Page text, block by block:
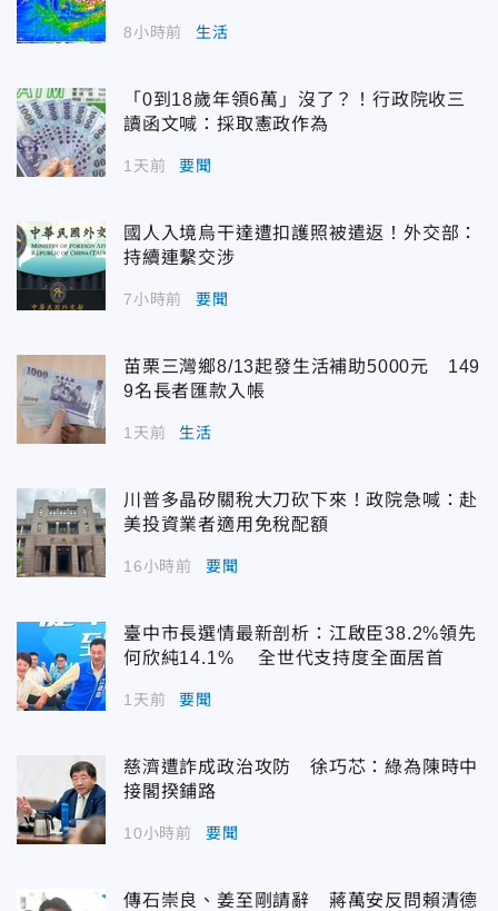
8小時前 生活
「0到18歲年領6萬」沒了？！行政院收三
讀函文喊：採取憲政作為
1天前 要聞
國人入境烏干達遭扣護照被遣返！外交部：
持續連繫交涉
7小時前 要聞
苗栗三灣鄉8/13起發生活補助5000元 149
9名長者匯款入帳
1天前 生活
川普多晶矽關稅大刀砍下來！政院急喊：赴
美投資業者適用免稅配額
16小時前 要聞
臺中市長選情最新剖析：江啟臣38.2%領先
何欣純14.1% 全世代支持度全面居首
1天前 要聞
慈濟遭詐成政治攻防 徐巧芯：綠為陳時中
接閣揆鋪路
10小時前 要聞
傳石崇良、姜至剛請辭 蔣萬安反問賴清德